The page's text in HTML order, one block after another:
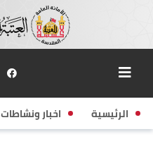
الرئيسية اخبار ونشاطات